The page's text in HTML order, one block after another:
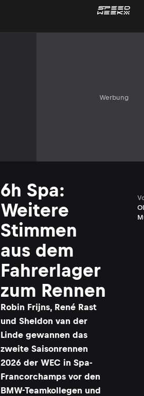
Werbung
6h Spa:
Weitere
Stimmen
aus dem
Fahrerlager
zum Rennen
Robin Frijns, René Rast
und Sheldon van der
Linde gewannen das
zweite Saisonrennen
2026 der WEC in Spa-
Francorchamps vor den
BMW-Teamkollegen und